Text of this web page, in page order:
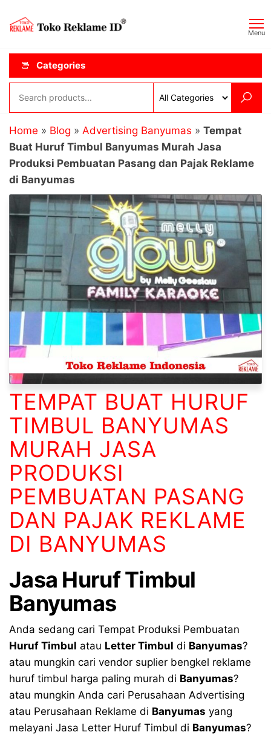
content
ID
Menu
Categories
Home » Blog » Advertising Banyumas » Tempat
Buat Huruf Timbul Banyumas Murah Jasa
Produksi Pembuatan Pasang dan Pajak Reklame
di Banyumas
TEMPAT BUAT HURUF
TIMBUL BANYUMAS
MURAH JASA
PRODUKSI
PEMBUATAN PASANG
DAN PAJAK REKLAME
DI BANYUMAS
Jasa Huruf Timbul
Banyumas
Anda sedang cari Tempat Produksi Pembuatan
Huruf Timbul atau Letter Timbul di Banyumas?
atau mungkin cari vendor suplier bengkel reklame
huruf timbul harga paling murah di Banyumas?
atau mungkin Anda cari Perusahaan Advertising
atau Perusahaan Reklame di Banyumas yang
melayani Jasa Letter Huruf Timbul di Banyumas?